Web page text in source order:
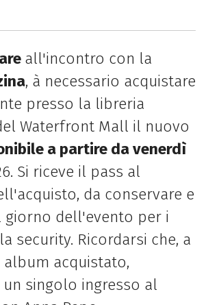
all'incontro con la
, à necessario acquistare
presso la libreria
Waterfront Mall il nuovo
a partire da venerdì
Si riceve il pass al
da conservare e
giorno dell'evento per i
security. Ricordarsi che, a
acquistato,
singolo ingresso al